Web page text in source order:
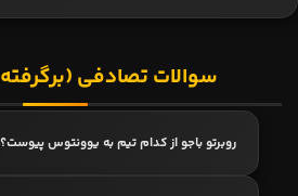
سوالات تصادفی
روبرتو باجو از کدام تیم به یوونتوس پیوست؟